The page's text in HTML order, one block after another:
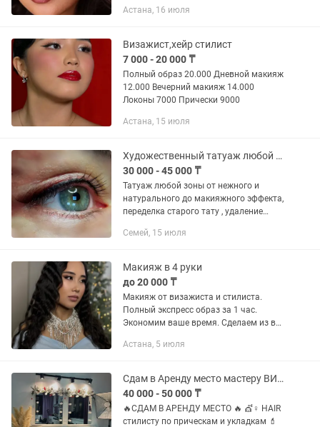
макияж,укладки,прически. На короткие
Астана, 16 июля
Визажист,хейр стилист
7 000 - 20 000 ₸
Полный образ 20.000 Дневной макияж
12.000 Вечерний макияж 14.000
Локоны 7000 Прически 9000
Астана, 15 июля
Художественный татуаж любой сложности ,исправление старого ПМ в Семее
30 000 - 45 000 ₸
Татуаж любой зоны от нежного и
натурального до макияжного эффекта,
переделка старого тату , удаление
-визажиста стаж 21 год .
Семей, 15 июля
Макияж в 4 руки
до 20 000 ₸
Макияж от визажиста и стилиста.
Полный экспресс образ за 1 час.
Экономим ваше время. Сделаем из вас
макияж+укладка 20.000, так же можно
Астана, 5 июля
Сдам в Аренду место мастеру ВИЗАЖИСТУ,БРОВИСТУ,HAIR по прическам и укладкам
40 000 - 50 000 ₸
🔥СДАМ В АРЕНДУ МЕСТО 🔥 💇♀️ HAIR
стилисту по прическам и укладкам 💄